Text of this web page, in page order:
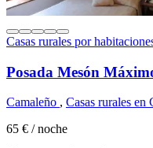
Casas rurales por
Posada Mesón
Camaleño , Casas rurales en
65 € / noche